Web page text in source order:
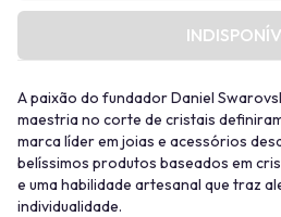
A paixão do fundador Daniel
maestria no corte de cristais
marca líder em joias e acessórios
belíssimos produtos baseados em
e uma habilidade artesanal que traz
individualidade.